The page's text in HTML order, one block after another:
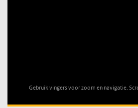
Gebruik vingers voor zoom en navigatie.